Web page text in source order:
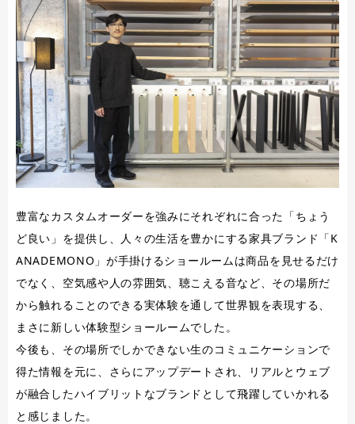
豊富なカスタムオーダーを強みにそれぞれに合った「ちょう
ど良い」を提供し、人々の生活を豊かにする家具ブランド「K
ANADEMONO」が手掛けるショールームは商品を見せるだけ
でなく、空気感や人の雰囲気、聴こえる音など、その場所だ
から触れることのできる実体験を通して世界観を表現する、
まさに新しい体験型ショールームでした。
今後も、その場所でしかできない生のコミュニケーションで
得た情報を元に、さらにアップデートされ、リアルとウェブ
が融合したハイブリットなブランドとして飛躍していかれる
と感じました。